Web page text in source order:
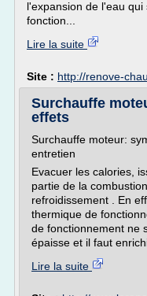
l'expansion de l'eau
fonction...
Lire la suite
Site : http://renove-
Surchauffe
effets
Surchauffe moteur:
entretien
Evacuer les calories,
partie de la
refroidissement . En
thermique de
de fonctionnement ne
épaisse et il faut
Lire la suite